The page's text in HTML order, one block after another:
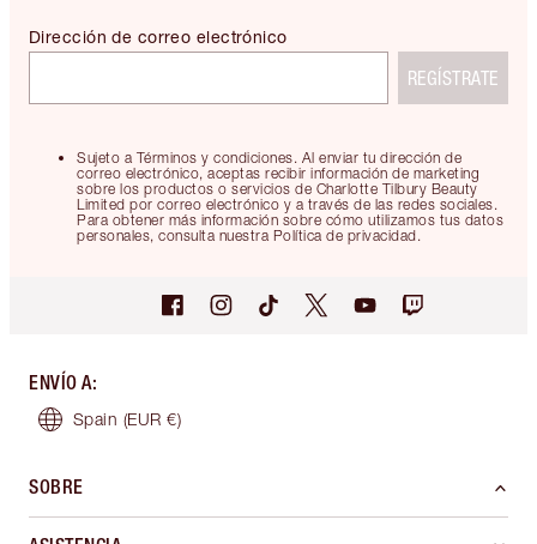
Sujeto a Términos y condiciones. Al enviar tu dirección de
correo electrónico, aceptas recibir información de marketing
sobre los productos o servicios de Charlotte Tilbury Beauty
Limited por correo electrónico y a través de las redes sociales.
Para obtener más información sobre cómo utilizamos tus datos
personales, consulta nuestra Política de privacidad.
Dirección de correo electrónico
REGÍSTRATE
ENVÍO A:
Spain (EUR €)
SOBRE